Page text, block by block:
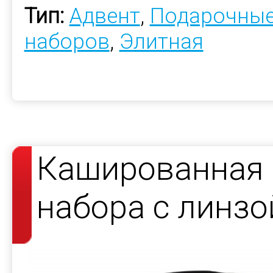
Тип: Адвент,
наборов, Элитная
Кашированная
набора с